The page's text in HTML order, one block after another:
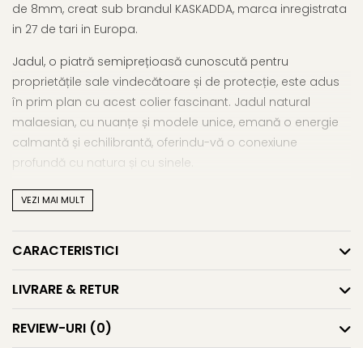
de 8mm, creat sub brandul KASKADDA, marca inregistrata
in 27 de tari in Europa.
Jadul, o piatră semiprețioasă cunoscută pentru
proprietățile sale vindecătoare și de protecție, este adus
în prim plan cu acest colier fascinant. Jadul natural
malaesian, cu nuanțe și modele unice, emană o energie
calmantă și echilibrantă, oferindu-vă o conexiune
profundă cu natura și cu sinele.
Cu o lungime de 43 cm, acest colier se așează delicat în
jurul gâtului, adăugând un aer subtil de eleganță și
rafinament oricărei ținute.
În plus față de frumusețea sa evidentă, jadul este asociat
cu numeroase beneficii pentru sănătate și bunăstare.
Considerat a fi o piatră a echilibrului și a armoniei, jadul
poate ajuta la reducerea stresului, la creșterea vitalității și
VEZI MAI MULT
CARACTERISTICI
LIVRARE & RETUR
REVIEW-URI (0)